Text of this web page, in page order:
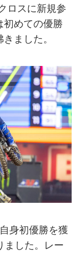
ロスに新規参
初めての優勝
ました。
身初優勝を獲
ました。レー